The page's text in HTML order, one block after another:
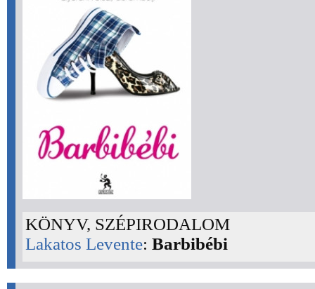
KÖNYV, SZÉPIRODALOM
Lakatos Levente: Barbibébi